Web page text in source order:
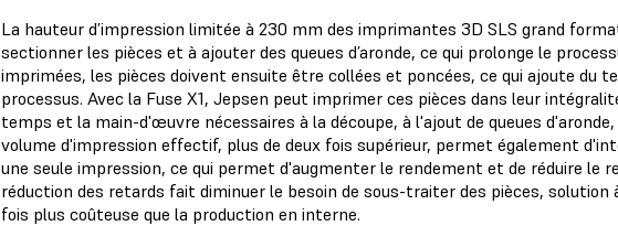
La hauteur d’impression limitée à 230 mm des imprimantes 3D SLS grand
sectionner les pièces et à ajouter des queues d’aronde, ce qui prolonge le
imprimées, les pièces doivent ensuite être collées et poncées, ce qui ajoute du
processus. Avec la Fuse X1, Jepsen peut imprimer ces pièces dans leur
temps et la main-d'œuvre nécessaires à la découpe, à l'ajout de queues
volume d'impression effectif, plus de deux fois supérieur, permet également
une seule impression, ce qui permet d'augmenter le rendement et de réduire le
réduction des retards fait diminuer le besoin de sous-traiter des pièces,
fois plus coûteuse que la production en interne.